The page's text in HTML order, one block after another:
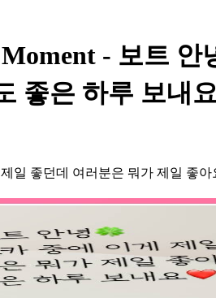
- 보트 안
좋은 하루 보내
일 좋던데 여러분은 뭐가 제일 좋